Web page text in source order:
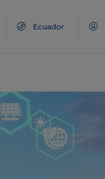
Ecuador